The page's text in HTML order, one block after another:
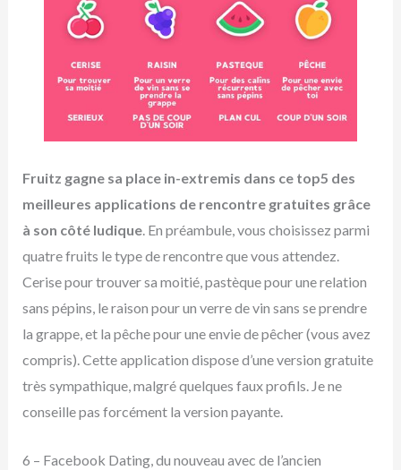
Fruitz gagne sa place in-extremis dans ce top5 des
meilleures applications de rencontre gratuites grâce
à son côté ludique. En préambule, vous choisissez parmi
quatre fruits le type de rencontre que vous attendez.
Cerise pour trouver sa moitié, pastèque pour une relation
sans pépins, le raison pour un verre de vin sans se prendre
la grappe, et la pêche pour une envie de pêcher (vous avez
compris). Cette application dispose d’une version gratuite
très sympathique, malgré quelques faux profils. Je ne
conseille pas forcément la version payante.
6 – Facebook Dating, du nouveau avec de l’ancien